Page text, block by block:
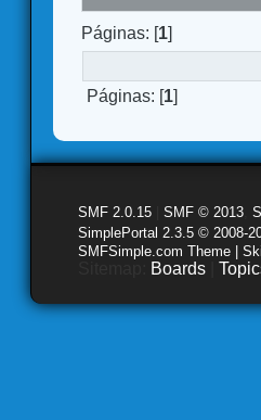
Páginas: [1]
Páginas: [1]
SMF 2.0.15 SMF © 2013
SimplePortal 2.3.5 © 2008-
SMFSimple.com Theme |
Boards